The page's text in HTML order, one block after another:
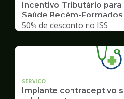
Incentivo Tributário
Saúde Recém-Formados
50% de desconto no ISS
SERVICO
Implante contraceptivo